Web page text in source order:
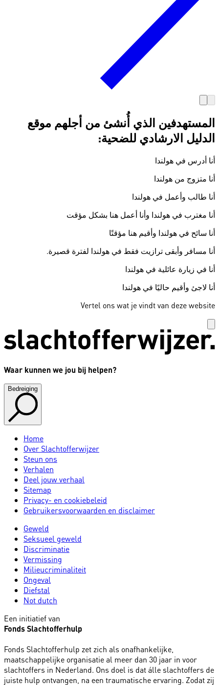
المستهدفين الذي أُنشئ من أجلهم موقع
الدليل الارشادي للضحية:
أنا أدرس في هولندا
أنا متزوج من هولندا
أنا طالب وأعمل في هولندا
أنا مغترب في هولندا وأنا أعمل هنا بشكل مؤقت
أنا سائح في هولندا وأقيم هنا مؤقتًا
أنا مسافر وأبقى ترازيت فقط في هولندا لفترة قصيرة.
أنا في زيارة عائلية في هولندا
أنا لاجئ وأقيم حاليًا في هولندا
Vertel ons wat je vindt van deze website
Waar kunnen we jou bij helpen?
Bedreiging
Home
Over Slachtofferwijzer
Steun ons
Verhalen
Deel jouw verhaal
Sitemap
Privacy- en cookiebeleid
Gebruikersvoorwaarden en disclaimer
Geweld
Seksueel geweld
Discriminatie
Vermissing
Milieucriminaliteit
Ongeval
Diefstal
Not dutch
Een initiatief van
Fonds Slachtofferhulp
Fonds Slachtofferhulp zet zich als onafhankelijke,
maatschappelijke organisatie al meer dan 30 jaar in voor
slachtoffers in Nederland. Ons doel is dat álle slachtoffers de
juiste hulp ontvangen, na een traumatische ervaring. Zodat zij